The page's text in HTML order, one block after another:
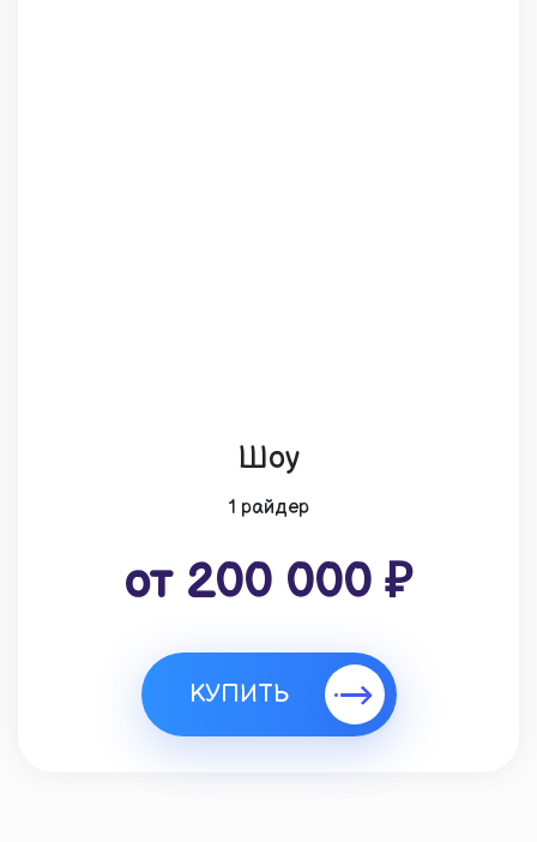
Шоу
1 райдер
от 200 000 ₽
КУПИТЬ